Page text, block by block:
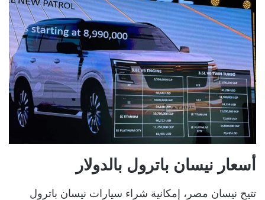
أسعار نيسان باترول بالدولار
تتيح نيسان مصر، إمكانية شراء سيارات نيسان باترول